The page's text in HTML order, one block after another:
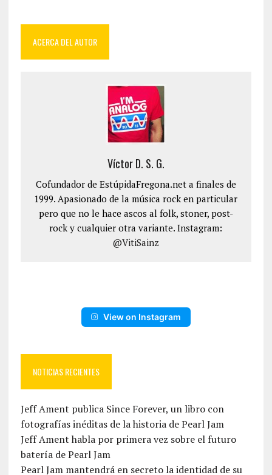
ACERCA DEL AUTOR
Víctor D. S. G.
Cofundador de EstúpidaFregona.net a finales de
1999. Apasionado de la música rock en particular
pero que no le hace ascos al folk, stoner, post-
rock y cualquier otra variante. Instagram:
@VitiSainz
View on Instagram
NOTICIAS RECIENTES
Jeff Ament publica Since Forever, un libro con
fotografías inéditas de la historia de Pearl Jam
Jeff Ament habla por primera vez sobre el futuro
batería de Pearl Jam
Pearl Jam mantendrá en secreto la identidad de su